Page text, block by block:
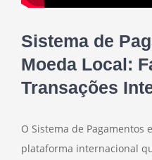
Sistema de
Moeda Local:
Transações
O Sistema de Pagamentos
plataforma internacional